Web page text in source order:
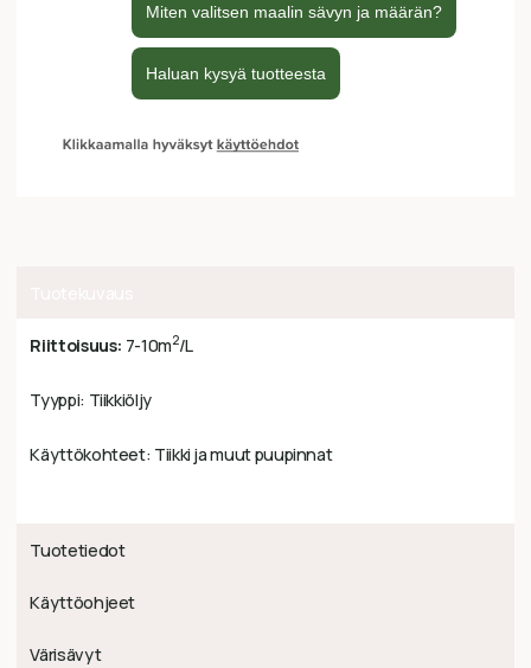
Riittoisuus: 7-10m2/L
Tyyppi: Tiikkiöljy
Käyttökohteet: Tiikki ja muut puupinnat
Tuotetiedot
Käyttöohjeet
Värisävyt